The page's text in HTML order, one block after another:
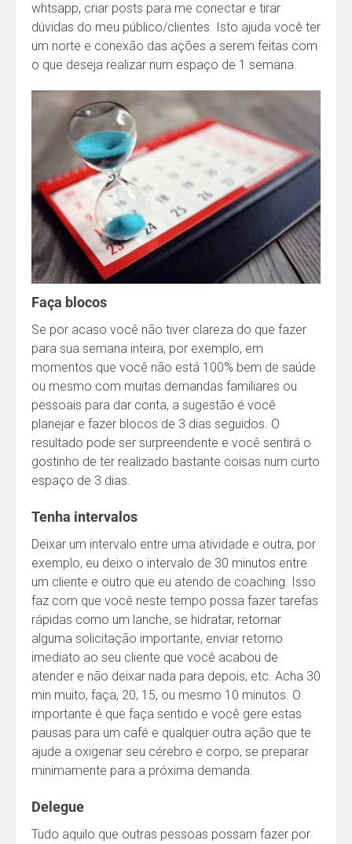
whtsapp, criar posts para me conectar e tirar
dúvidas do meu público/clientes. Isto ajuda você ter
um norte e conexão das ações a serem feitas com
o que deseja realizar num espaço de 1 semana.
Faça blocos
Se por acaso você não tiver clareza do que fazer
para sua semana inteira, por exemplo, em
momentos que você não está 100% bem de saúde
ou mesmo com muitas demandas familiares ou
pessoais para dar conta, a sugestão é você
planejar e fazer blocos de 3 dias seguidos. O
resultado pode ser surpreendente e você sentirá o
gostinho de ter realizado bastante coisas num curto
espaço de 3 dias.
Tenha intervalos
Deixar um intervalo entre uma atividade e outra, por
exemplo, eu deixo o intervalo de 30 minutos entre
um cliente e outro que eu atendo de coaching. Isso
faz com que você neste tempo possa fazer tarefas
rápidas como um lanche, se hidratar, retornar
alguma solicitação importante, enviar retorno
imediato ao seu cliente que você acabou de
atender e não deixar nada para depois, etc. Acha 30
min muito, faça, 20, 15, ou mesmo 10 minutos. O
importante é que faça sentido e você gere estas
pausas para um café e qualquer outra ação que te
ajude a oxigenar seu cérebro e corpo, se preparar
minimamente para a próxima demanda.
Delegue
Tudo aquilo que outras pessoas possam fazer por